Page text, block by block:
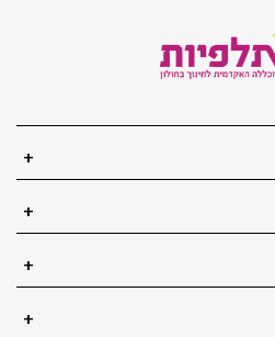
+
+
+
+